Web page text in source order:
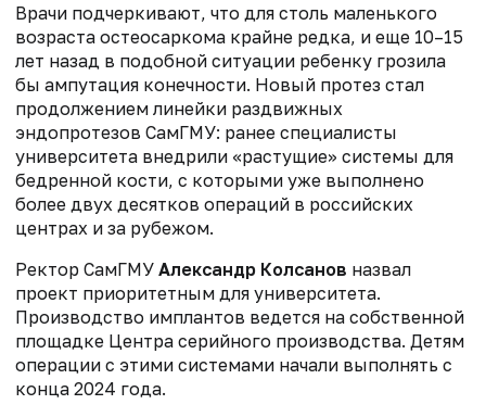
Врачи подчеркивают, что для столь маленького
возраста остеосаркома крайне редка, и еще 10–15
лет назад в подобной ситуации ребенку грозила
бы ампутация конечности. Новый протез стал
продолжением линейки раздвижных
эндопротезов СамГМУ: ранее специалисты
университета внедрили «растущие» системы для
бедренной кости, с которыми уже выполнено
более двух десятков операций в российских
центрах и за рубежом.
Ректор СамГМУ Александр Колсанов назвал
проект приоритетным для университета.
Производство имплантов ведется на собственной
площадке Центра серийного производства. Детям
операции с этими системами начали выполнять с
конца 2024 года.